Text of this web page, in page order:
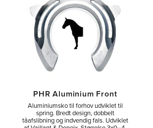
PHR Aluminium Front
Aluminiumsko til forhov udviklet til
spring. Bredt design, dobbelt
tåafslibning og indvendig fals. Udviklet